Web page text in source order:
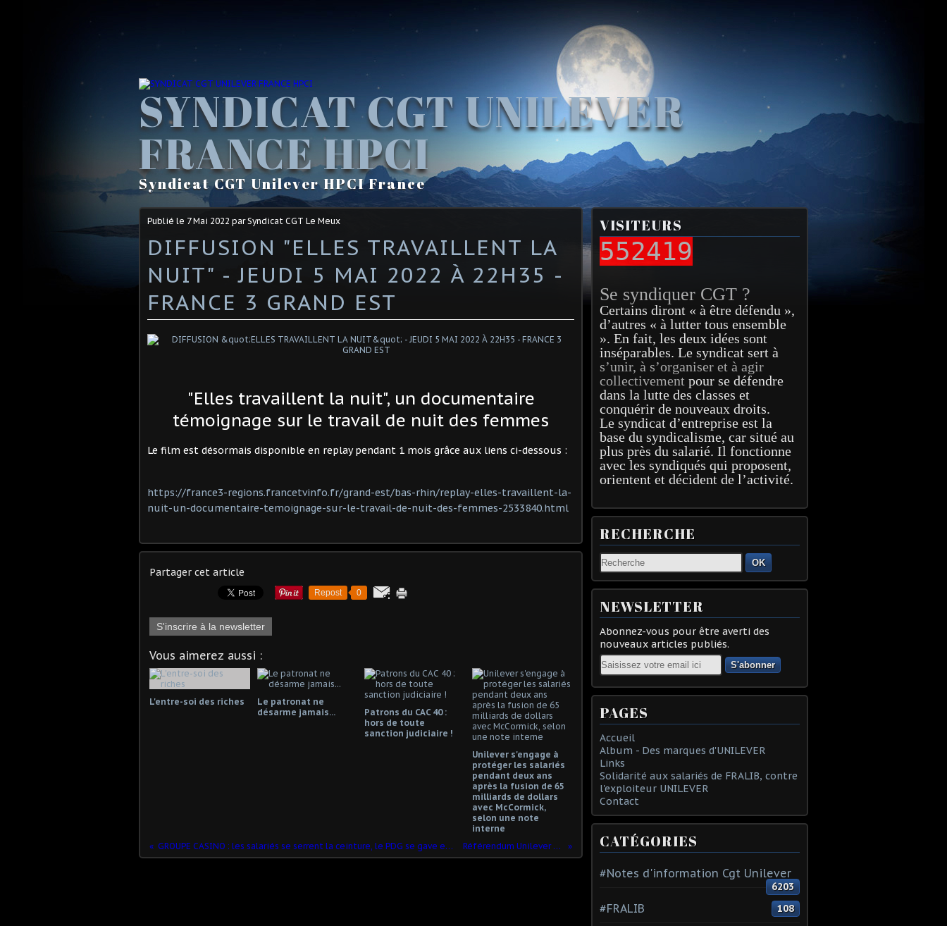
SYNDICAT CGT UNILEVER
FRANCE HPCI
Syndicat CGT Unilever HPCI France
Publié le 7 Mai 2022 par Syndicat CGT Le Meux
DIFFUSION "ELLES TRAVAILLENT LA
NUIT" - JEUDI 5 MAI 2022 À 22H35 -
FRANCE 3 GRAND EST
"Elles travaillent la nuit", un documentaire
témoignage sur le travail de nuit des femmes
Le film est désormais disponible en replay pendant 1 mois grâce aux liens ci-dessous :
https://france3-regions.francetvinfo.fr/grand-est/bas-rhin/replay-elles-travaillent-la-
nuit-un-documentaire-temoignage-sur-le-travail-de-nuit-des-femmes-2533840.html
Partager cet article
Repost 0
S'inscrire à la newsletter
Vous aimerez aussi :
L'entre-soi des riches
Le patronat ne
désarme jamais...
Patrons du CAC 40 :
hors de toute
sanction judiciaire !
Unilever s'engage à
protéger les salariés
pendant deux ans
après la fusion de 65
milliards de dollars
avec McCormick,
selon une note
interne
GROUPE CASINO : les salariés se serrent la ceinture, le PDG se gave en augmentant son salaire de 72 % !
Référendum Unilever usine Le meux
VISITEURS
552419
Se syndiquer CGT ?
Certains diront « à être défendu »,
d’autres « à lutter tous ensemble
». En fait, les deux idées sont
inséparables. Le syndicat sert à
s’unir, à s’organiser et à agir
collectivement pour se défendre
dans la lutte des classes et
conquérir de nouveaux droits.
Le syndicat d’entreprise est la
base du syndicalisme, car situé au
plus près du salarié. Il fonctionne
avec les syndiqués qui proposent,
orientent et décident de l’activité.
RECHERCHE
OK
NEWSLETTER
Abonnez-vous pour être averti des
nouveaux articles publiés.
Email
PAGES
Accueil
Album - Des marques d'UNILEVER
Links
Solidarité aux salariés de FRALIB, contre
l'exploiteur UNILEVER
Contact
CATÉGORIES
#Notes d'information Cgt Unilever
6203
#FRALIB 108